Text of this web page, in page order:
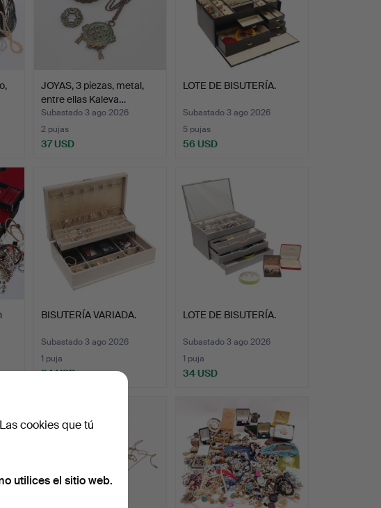
JOYAS, 3 piezas, metal,
entre ellas Kaleva…
Subastado 3 ago 2026
2 pujas
37 USD
LOTE DE BISUTERÍA.
Subastado 3 ago 2026
5 pujas
56 USD
BISUTERÍA VARIADA.
Subastado 3 ago 2026
1 puja
34 USD
LOTE DE BISUTERÍA.
Subastado 3 ago 2026
1 puja
34 USD
cookies que tú
utilices el sitio web.